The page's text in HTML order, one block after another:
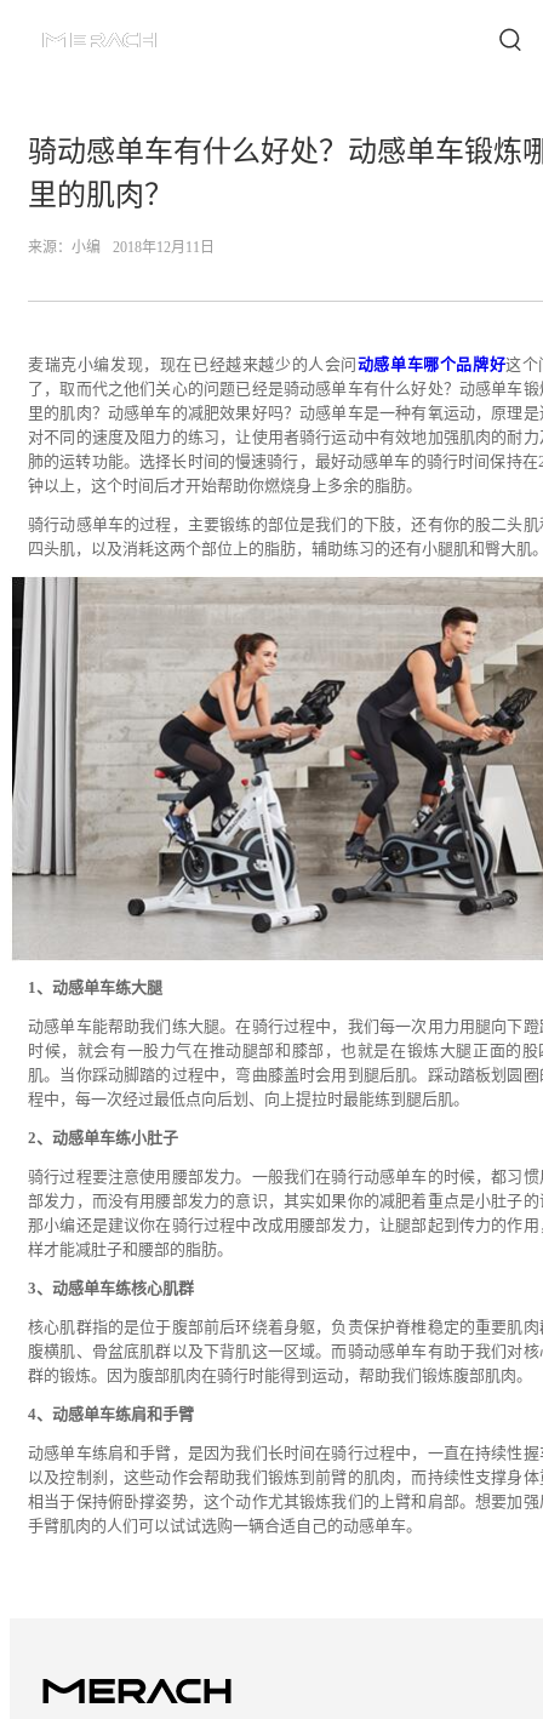
骑动感单车有什么好处？动感单车锻炼
里的肌肉？
来源： 小编 2018年12月11日
麦瑞克小编发现，现在已经越来越少的人会问 动感单车哪个品牌好这个
了，取而代之他们关心的问题已经是骑动感单车有什么好处？动感单车锻
里的肌肉？动感单车的减肥效果好吗？动感单车是一种有氧运动，原理是
对不同的速度及阻力的练习，让使用者骑行运动中有效地加强肌肉的耐力
肺的运转功能。选择长时间的慢速骑行，最好动感单车的骑行时间保持在
钟以上，这个时间后才开始帮助你燃烧身上多余的脂肪。
骑行动感单车的过程，主要锻练的部位是我们的下肢，还有你的股二头肌
四头肌，以及消耗这两个部位上的脂肪，辅助练习的还有小腿肌和臀大肌
1、动感单车练大腿
动感单车能帮助我们练大腿。在骑行过程中，我们每一次用力用腿向下蹬
时候，就会有一股力气在推动腿部和膝部，也就是在锻炼大腿正面的股
肌。当你踩动脚踏的过程中，弯曲膝盖时会用到腿后肌。踩动踏板划圆圈
程中，每一次经过最低点向后划、向上提拉时最能练到腿后肌。
2、动感单车练小肚子
骑行过程要注意使用腰部发力。一般我们在骑行动感单车的时候，都习惯
部发力，而没有用腰部发力的意识，其实如果你的减肥着重点是小肚子的
那小编还是建议你在骑行过程中改成用腰部发力，让腿部起到传力的作用
样才能减肚子和腰部的脂肪。
3、动感单车练核心肌群
核心肌群指的是位于腹部前后环绕着身躯，负责保护脊椎稳定的重要肌肉
腹横肌、骨盆底肌群以及下背肌这一区域。而骑动感单车有助于我们对核
群的锻炼。因为腹部肌肉在骑行时能得到运动，帮助我们锻炼腹部肌肉。
4、动感单车练肩和手臂
动感单车练肩和手臂，是因为我们长时间在骑行过程中，一直在持续性握
以及控制刹，这些动作会帮助我们锻炼到前臂的肌肉，而持续性支撑身体
相当于保持俯卧撑姿势，这个动作尤其锻炼我们的上臂和肩部。想要加强
手臂肌肉的人们可以试试选购一辆合适自己的动感单车。